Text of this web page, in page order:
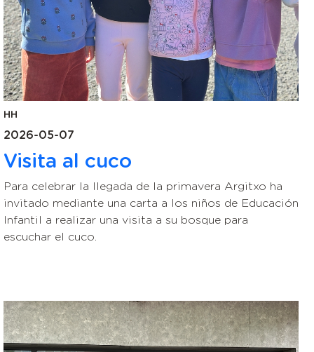
HH
2026-05-07
Visita al cuco
Para celebrar la llegada de la primavera Argitxo ha
invitado mediante una carta a los niños de Educación
Infantil a realizar una visita a su bosque para
escuchar el cuco.